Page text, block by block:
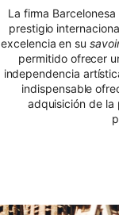
La firma
prestigio
excelencia en su
permitido ofrecer
independencia
indispensable
adquisición de la